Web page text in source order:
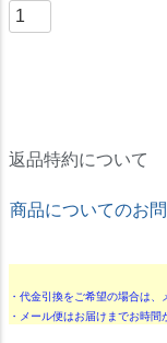
返品特約について
商品についてのお
・代金引換をご希望の場合は
・メール便はお届けまでお時